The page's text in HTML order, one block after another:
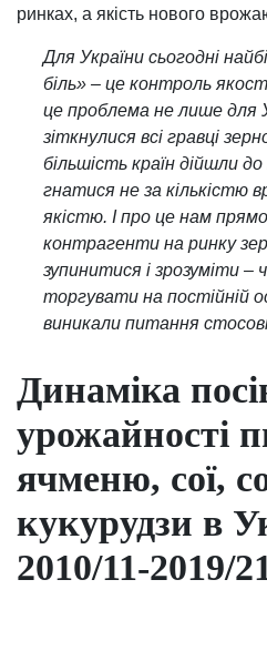
ринках, а якість нового
Для України сьогодні
біль» – це контроль
це проблема не лише для
зіткнулися всі гравці
більшість країн дійшли
гнатися не за кількістю
якістю. І про це нам
контрагенти на ринку
зупинитися і зрозуміти
торгувати на постійній
виникали питання
Динаміка
урожайності
ячменю, сої,
кукурудзи в
2010/11-2019/